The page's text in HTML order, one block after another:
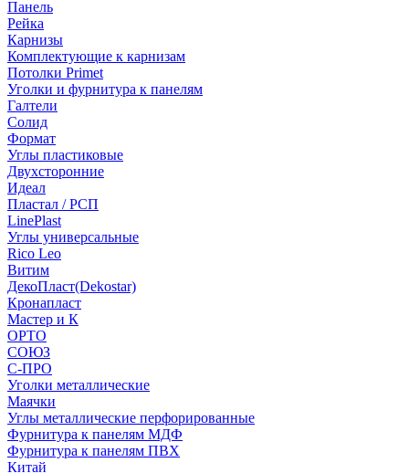
Панель
Рейка
Карнизы
Комплектующие к карнизам
Потолки Primet
Уголки и фурнитура к панелям
Галтели
Солид
Формат
Углы пластиковые
Двухсторонние
Идеал
Пластал / РСП
LinePlast
Углы универсальные
Rico Leo
Витим
ДекоПласт(Dekostar)
Кронапласт
Мастер и К
ОРТО
СОЮЗ
С-ПРО
Уголки металлические
Маячки
Углы металлические перфорированные
Фурнитура к панелям МДФ
Фурнитура к панелям ПВХ
Китай